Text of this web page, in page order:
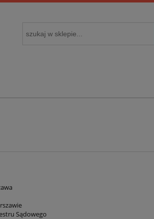
Sądowego